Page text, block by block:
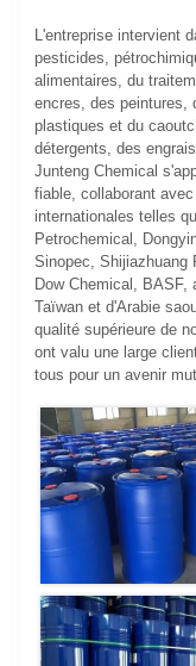
L'entreprise intervient
pesticides,
alimentaires, du
encres, des peintures,
plastiques et du
détergents, des
Junteng Chemical
fiable, collaborant
internationales telles
Petrochemical,
Sinopec, Shijiazhuang
Dow Chemical, BASF,
Taïwan et d'Arabie
qualité supérieure de
ont valu une large
tous pour un avenir